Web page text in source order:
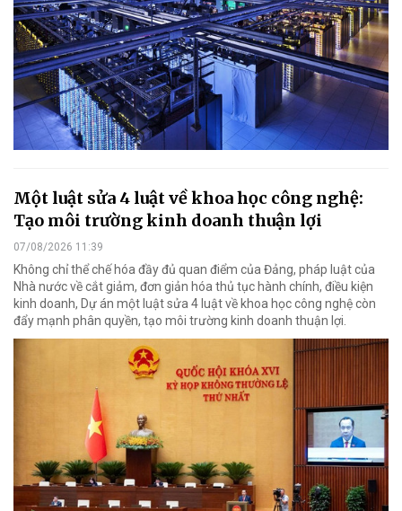
Một luật sửa 4 luật về khoa học công nghệ:
Tạo môi trường kinh doanh thuận lợi
07/08/2026 11:39
Không chỉ thể chế hóa đầy đủ quan điểm của Đảng, pháp luật của
Nhà nước về cắt giảm, đơn giản hóa thủ tục hành chính, điều kiện
kinh doanh, Dự án một luật sửa 4 luật về khoa học công nghệ còn
đẩy mạnh phân quyền, tạo môi trường kinh doanh thuận lợi.